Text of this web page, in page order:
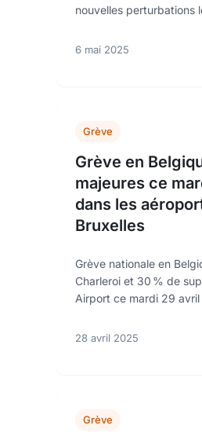
nouvelles perturbations
6 mai 2025
Grève
Grève en
majeures ce
dans les
Bruxelles
Grève nationale en
Charleroi et 30 % de
Airport ce mardi 29
28 avril 2025
Grève